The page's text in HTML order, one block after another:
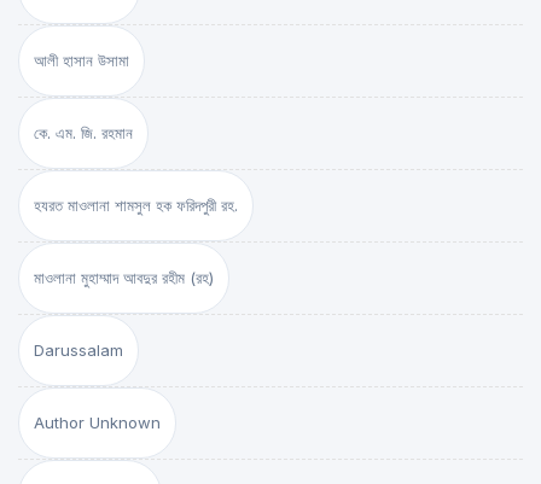
আলী হাসান উসামা
কে. এম. জি. রহমান
হযরত মাওলানা শামসুল হক ফরিদপুরী রহ.
মাওলানা মুহাম্মাদ আবদুর রহীম (রহ)
Darussalam
Author Unknown